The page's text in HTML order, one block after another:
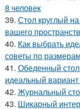
8 человек
39. Стол круглый
вашего
40. Как выбрать
советы по размерам
41. Обеденный стол
идеальный
42. Журнальный
43. Шикарный